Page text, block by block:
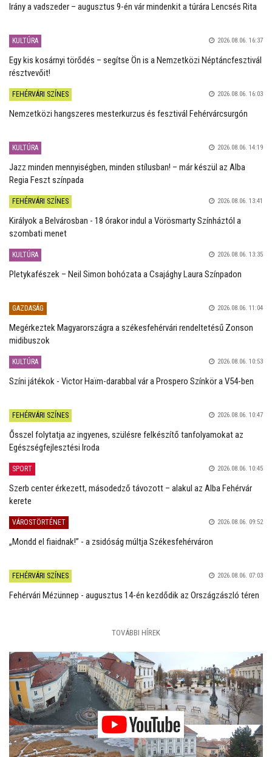
Irány a vadszeder – augusztus 9-én vár mindenkit a túrára Lencsés Rita
KULTÚRA 2026.08.06. 16:37
Egy kis kosárnyi törődés – segítse Ön is a Nemzetközi Néptáncfesztivál
résztvevőit!
FEHÉRVÁRI SZÍNES 2026.08.06. 16:03
Nemzetközi hangszeres mesterkurzus és fesztivál Fehérvárcsurgón
KULTÚRA 2026.08.06. 14:19
Jazz minden mennyiségben, minden stílusban! – már készül az Alba
Regia Feszt színpada
FEHÉRVÁRI SZÍNES 2026.08.06. 13:41
Királyok a Belvárosban - 18 órakor indul a Vörösmarty Színháztól a
szombati menet
KULTÚRA 2026.08.06. 13:35
Pletykafészek – Neil Simon bohózata a Csajághy Laura Színpadon
GAZDASÁG 2026.08.06. 11:04
Megérkeztek Magyarországra a székesfehérvári rendeltetésű Zonson
midibuszok
KULTÚRA 2026.08.06. 10:53
Színi játékok - Victor Haïm-darabbal vár a Prospero Színkör a V54-ben
FEHÉRVÁRI SZÍNES 2026.08.06. 10:47
Ősszel folytatja az ingyenes, szülésre felkészítő tanfolyamokat az
Egészségfejlesztési Iroda
SPORT 2026.08.06. 10:45
Szerb center érkezett, másodedző távozott – alakul az Alba Fehérvár
kerete
VÁROSTÖRTÉNET 2026.08.06. 09:52
„Mondd el fiaidnak!” - a zsidóság múltja Székesfehérváron
FEHÉRVÁRI SZÍNES 2026.08.06. 07:03
Fehérvári Mézünnep - augusztus 14-én kezdődik az Országzászló téren
TOVÁBBI HÍREK